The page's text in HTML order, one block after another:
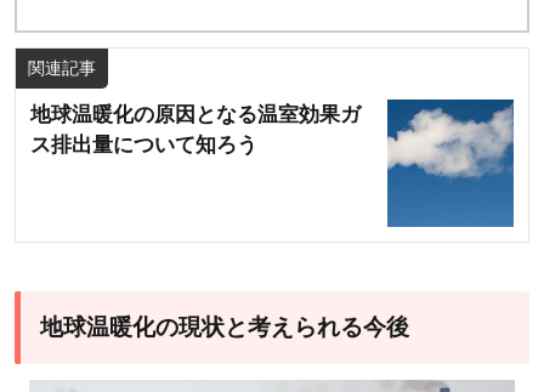
関連記事
地球温暖化の原因となる温室効果ガ
ス排出量について知ろう
地球温暖化の現状と考えられる今後